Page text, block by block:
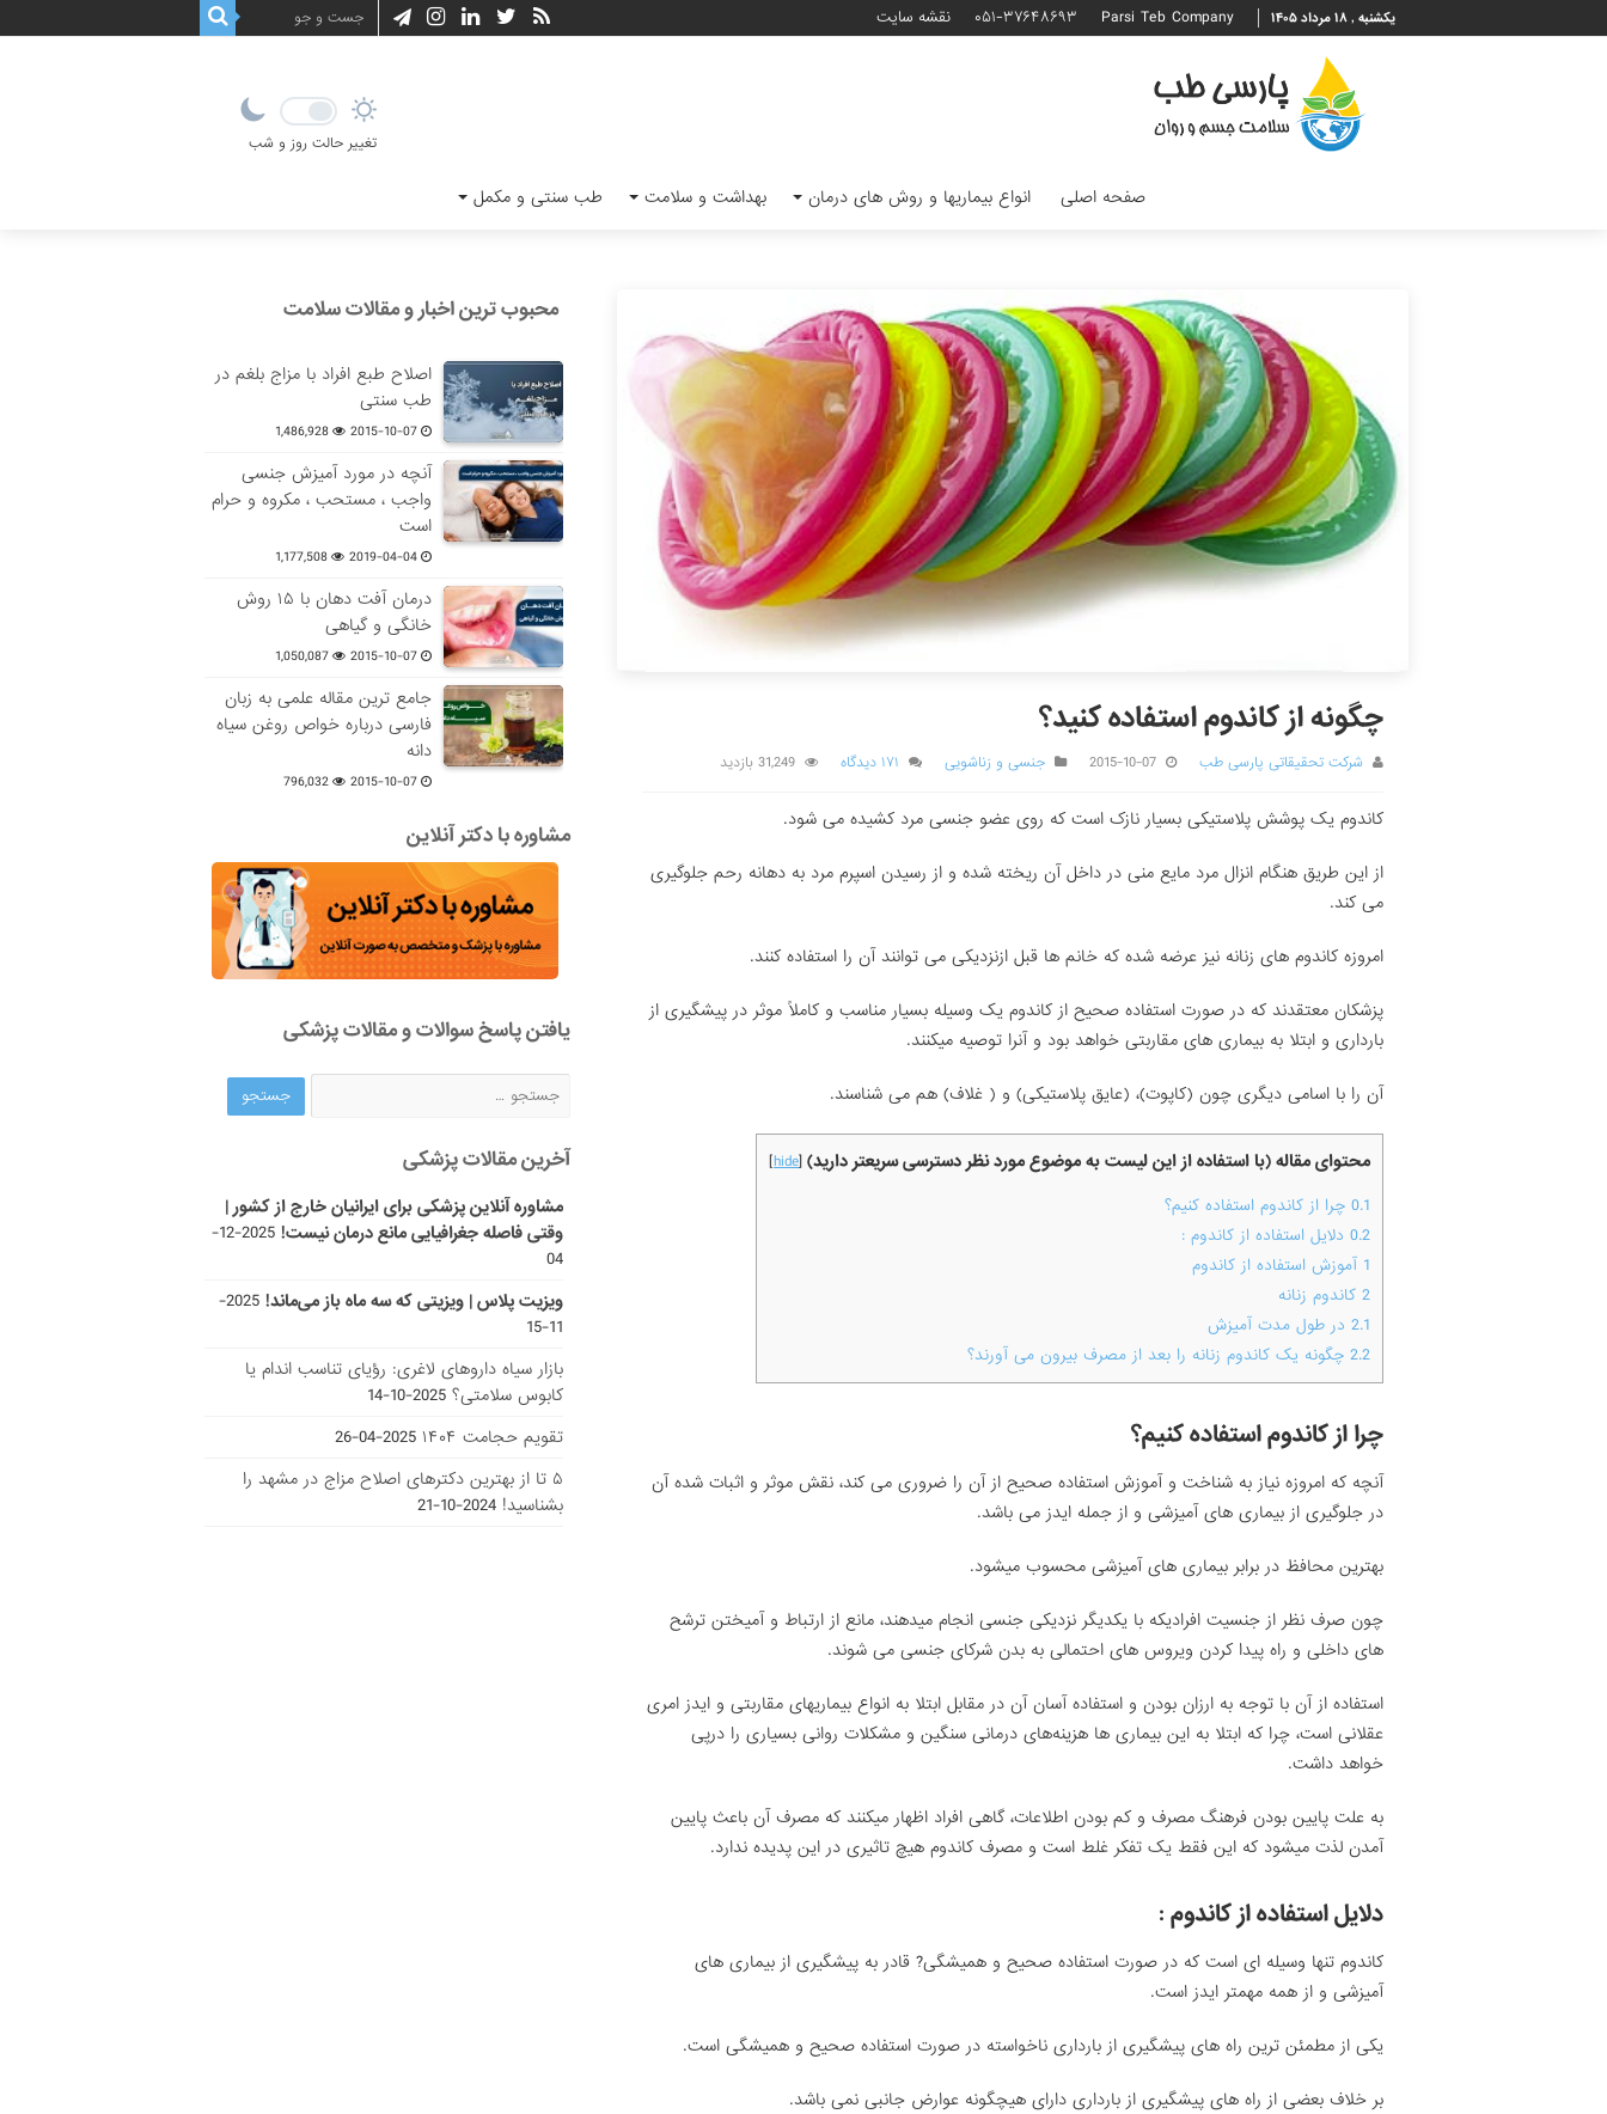
یکشنبه , ۱۸ مرداد ۱۴۰۵ Parsi Teb Company ۰۵۱-۳۷۶۴۸۶۹۳ نقشه سایت
تغییر حالت روز و شب
صفحه اصلی انواع بیماریها و روش های درمان بهداشت و سلامت طب سنتی و مکمل
چگونه از کاندوم استفاده کنید؟
شرکت تحقیقاتی پارسی طب 2015-10-07 جنسی و زناشویی ۱۷۱ دیدگاه 31,249 بازدید
کاندوم یک پوشش پلاستیکی بسیار نازک است که روی عضو جنسی مرد کشیده می شود.
از این طریق هنگام انزال مرد مایع منی در داخل آن ریخته شده و از رسیدن اسپرم مرد به دهانه رحم جلوگیری
می کند.
امروزه کاندوم های زنانه نیز عرضه شده که خانم ها قبل ازنزدیکی می توانند آن را استفاده کنند.
پزشکان معتقدند که در صورت استفاده صحیح از کاندوم یک وسیله بسیار مناسب و کاملاً موثر در پیشگیری از
بارداری و ابتلا به بیماری های مقاربتی خواهد بود و آنرا توصیه میکنند.
آن را با اسامی دیگری چون (کاپوت)، (عایق پلاستیکی) و ( غلاف) هم می شناسند.
محتوای مقاله (با استفاده از این لیست به موضوع مورد نظر دسترسی سریعتر دارید) [
hide
]
0.1 چرا از کاندوم استفاده کنیم؟
0.2 دلایل استفاده از کاندوم :
1 آموزش استفاده از کاندوم
2 کاندوم زنانه
2.1 در طول مدت آمیزش
2.2 چگونه یک کاندوم زنانه را بعد از مصرف بیرون می آورند؟
چرا از کاندوم استفاده کنیم؟
آنچه که امروزه نیاز به شناخت و آموزش استفاده صحیح از آن را ضروری می کند، نقش موثر و اثبات شده آن
در جلوگیری از بیماری های آمیزشی و از جمله ایدز می باشد.
بهترین محافظ در برابر بیماری های آمیزشی محسوب میشود.
چون صرف نظر از جنسیت افرادیکه با یکدیگر نزدیکی جنسی انجام میدهند، مانع از ارتباط و آمیختن ترشح
های داخلی و راه پیدا کردن ویروس های احتمالی به بدن شرکای جنسی می شوند.
استفاده از آن با توجه به ارزان بودن و استفاده آسان آن در مقابل ابتلا به انواع بیماریهای مقاربتی و ایدز امری
عقلانی است، چرا که ابتلا به این بیماری ها هزینه‌های درمانی سنگین و مشکلات روانی بسیاری را درپی
خواهد داشت.
به علت پایین بودن فرهنگ مصرف و کم بودن اطلاعات، گاهی افراد اظهار میکنند که مصرف آن باعث پایین
آمدن لذت میشود که این فقط یک تفکر غلط است و مصرف کاندوم هیچ تاثیری در این پدیده ندارد.
دلایل استفاده از کاندوم :
کاندوم تنها وسیله ای است که در صورت استفاده صحیح و همیشگی? قادر به پیشگیری از بیماری های
آمیزشی و از همه مهمتر ایدز است.
یکی از مطمئن ترین راه های پیشگیری از بارداری ناخواسته در صورت استفاده صحیح و همیشگی است.
بر خلاف بعضی از راه های پیشگیری از بارداری دارای هیچگونه عوارض جانبی نمی باشد.
محبوب ترین اخبار و مقالات سلامت
اصلاح طبع افراد با مزاج بلغم در
طب سنتی
2015-10-07
1,486,928
آنچه در مورد آمیزش جنسی
واجب ، مستحب ، مکروه و حرام
است
2019-04-04
1,177,508
درمان آفت دهان با ۱۵ روش
خانگی و گیاهی
2015-10-07
1,050,087
جامع ترین مقاله علمی به زبان
فارسی درباره خواص روغن سیاه
دانه
2015-10-07
796,032
مشاوره با دکتر آنلاین
یافتن پاسخ سوالات و مقالات پزشکی
آخرین مقالات پزشکی
مشاوره آنلاین پزشکی برای ایرانیان خارج از کشور |
وقتی فاصله جغرافیایی مانع درمان نیست!
2025-12-
04
ویزیت پلاس | ویزیتی که سه ماه باز می‌ماند!
2025-
11-15
بازار سیاه داروهای لاغری: رؤیای تناسب اندام یا
کابوس سلامتی؟ 2025-10-14
تقویم حجامت ۱۴۰۴
2025-04-26
۵ تا از بهترین دکتر‌های اصلاح مزاج در مشهد را
بشناسید! 2024-10-21